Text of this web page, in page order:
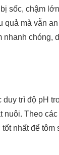
sốc, chậm
quả mà vẫn
chóng,
duy trì độ pH
Theo
nhất để